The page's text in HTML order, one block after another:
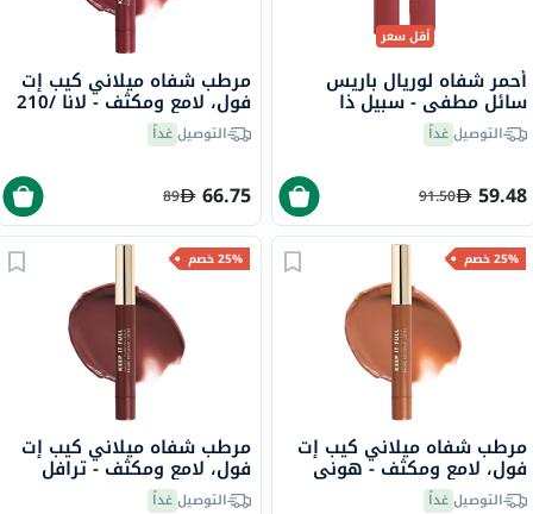
أقل سعر
أحمر شفاه لوريال باريس
سائل مطفي - سبيل ذا
تي/400التوصيلغداً
59.48
91.50
مرطب شفاه ميلاني كيب إت
فول، لامع ومكثف - لانا /210
التوصيلغداً
66.75
89
25% خصم
مرطب شفاه ميلاني كيب إت
فول، لامع ومكثف - هوني
/160 التوصيلغداً
25% خصم
مرطب شفاه ميلاني كيب إت
فول، لامع ومكثف - ترافل
/220 التوصيلغداً